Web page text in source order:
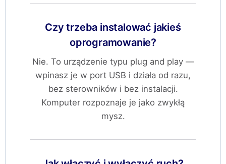
Czy trzeba instalować jakieś
oprogramowanie?
Nie. To urządzenie typu plug and play —
wpinasz je w port USB i działa od razu,
bez sterowników i bez instalacji.
Komputer rozpoznaje je jako zwykłą
mysz.